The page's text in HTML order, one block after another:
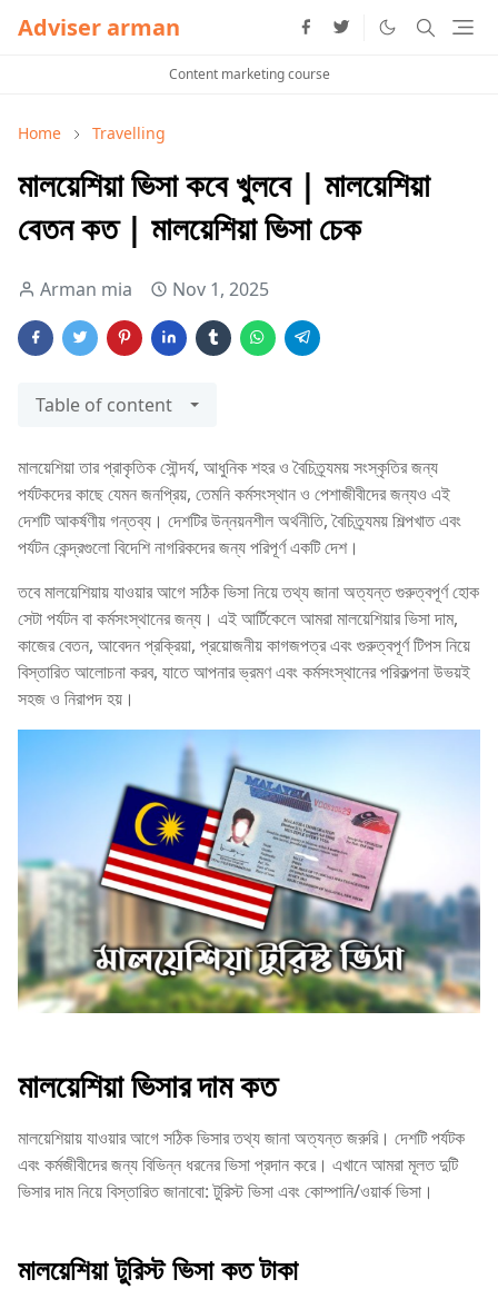
Adviser arman
Content marketing course
Home Travelling
মালয়েশিয়া ভিসা কবে খুলবে | মালয়েশিয়া
বেতন কত | মালয়েশিয়া ভিসা চেক
Arman mia Nov 1, 2025
Table of content
মালয়েশিয়া তার প্রাকৃতিক সৌন্দর্য, আধুনিক শহর ও বৈচিত্র্যময় সংস্কৃতির জন্য
পর্যটকদের কাছে যেমন জনপ্রিয়, তেমনি কর্মসংস্থান ও পেশাজীবীদের জন্যও এই
দেশটি আকর্ষণীয় গন্তব্য। দেশটির উন্নয়নশীল অর্থনীতি, বৈচিত্র্যময় শিল্পখাত এবং
পর্যটন কেন্দ্রগুলো বিদেশি নাগরিকদের জন্য পরিপূর্ণ একটি দেশ।
তবে মালয়েশিয়ায় যাওয়ার আগে সঠিক ভিসা নিয়ে তথ্য জানা অত্যন্ত গুরুত্বপূর্ণ হোক
সেটা পর্যটন বা কর্মসংস্থানের জন্য। এই আর্টিকেলে আমরা মালয়েশিয়ার ভিসা দাম,
কাজের বেতন, আবেদন প্রক্রিয়া, প্রয়োজনীয় কাগজপত্র এবং গুরুত্বপূর্ণ টিপস নিয়ে
বিস্তারিত আলোচনা করব, যাতে আপনার ভ্রমণ এবং কর্মসংস্থানের পরিকল্পনা উভয়ই
সহজ ও নিরাপদ হয়।
মালয়েশিয়া ভিসার দাম কত
মালয়েশিয়ায় যাওয়ার আগে সঠিক ভিসার তথ্য জানা অত্যন্ত জরুরি। দেশটি পর্যটক
এবং কর্মজীবীদের জন্য বিভিন্ন ধরনের ভিসা প্রদান করে। এখানে আমরা মূলত দুটি
ভিসার দাম নিয়ে বিস্তারিত জানাবো: টুরিস্ট ভিসা এবং কোম্পানি/ওয়ার্ক ভিসা।
মালয়েশিয়া টুরিস্ট ভিসা কত টাকা